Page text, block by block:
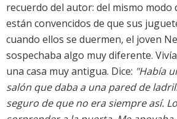
recuerdo del autor: del mismo modo
están convencidos de que sus
cuando ellos se duermen, el joven
sospechaba algo muy diferente.
una casa muy antigua. Dice: "Había
salón que daba a una pared de
seguro de que no era siempre así.